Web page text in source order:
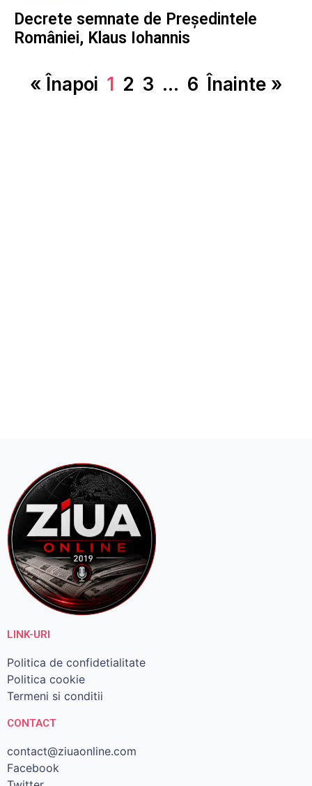
Decrete semnate de Președintele
României, Klaus Iohannis
« Înapoi 1 2 3 … 6 Înainte »
LINK-URI
Politica de confidetialitate
Politica cookie
Termeni si conditii
CONTACT
contact@ziuaonline.com
Facebook